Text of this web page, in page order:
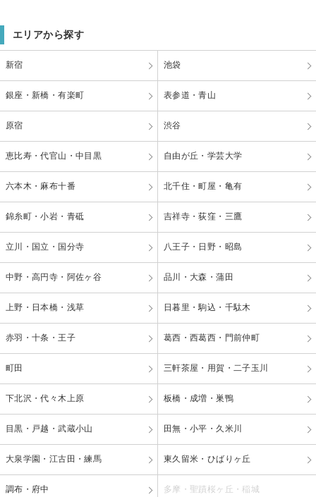
エリアから探す
新宿 池袋
銀座・新橋・有楽町 表参道・青山
原宿 渋谷
恵比寿・代官山・中目黒 自由が丘・学芸大学
六本木・麻布十番 北千住・町屋・亀有
錦糸町・小岩・青砥 吉祥寺・荻窪・三鷹
立川・国立・国分寺 八王子・日野・昭島
中野・高円寺・阿佐ヶ谷 品川・大森・蒲田
上野・日本橋・浅草 日暮里・駒込・千駄木
赤羽・十条・王子 葛西・西葛西・門前仲町
町田 三軒茶屋・用賀・二子玉川
下北沢・代々木上原 板橋・成増・巣鴨
目黒・戸越・武蔵小山 田無・小平・久米川
大泉学園・江古田・練馬 東久留米・ひばりヶ丘
調布・府中 多摩・聖蹟桜ヶ丘・稲城